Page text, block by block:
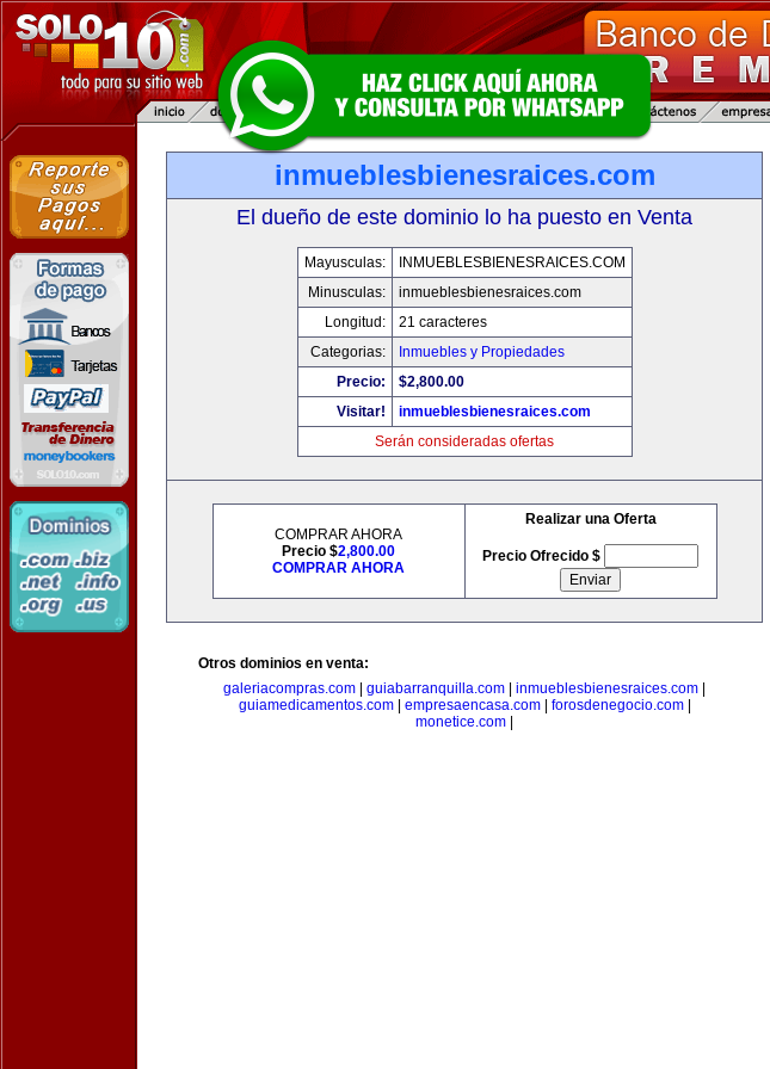
inmueblesbienesraices.com
El dueño de este dominio lo ha puesto en Venta
Mayusculas:
INMUEBLESBIENESRAICES.COM
Minusculas:
inmueblesbienesraices.com
Longitud:
21 caracteres
Categorias:
Inmuebles y Propiedades
Precio:
$2,800.00
Visitar!
inmueblesbienesraices.com
Serán consideradas ofertas
COMPRAR AHORA
Precio $2,800.00
COMPRAR AHORA
Realizar una Oferta
Precio Ofrecido $
Otros dominios en venta:
galeriacompras.com
guiabarranquilla.com inmueblesbienesraices.com
guiamedicamentos.com| empresaencasa.com| forosdenegocio.com|
monetice.com